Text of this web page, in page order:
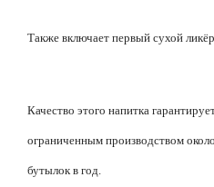
Также включает первый сухой
Качество этого напитка
ограниченным производством
бутылок в год.